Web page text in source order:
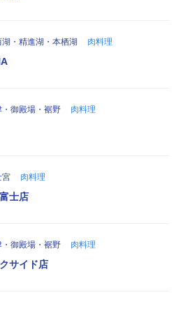
・精進湖・本栖湖 肉料理
・御殿場・裾野 肉料理
宮 肉料理
士店
・御殿場・裾野 肉料理
サイド店